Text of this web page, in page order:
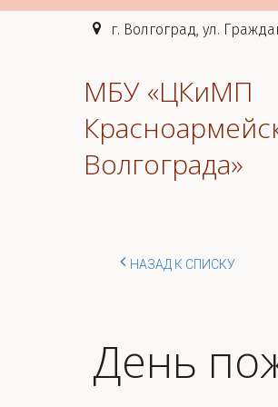
г. Волгоград, ул.
МБУ «ЦКиМП
Волгограда»
НАЗАД К СПИСКУ
День